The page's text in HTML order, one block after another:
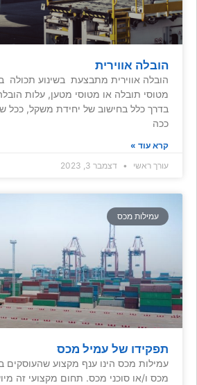
הובלה אווירית
הובלה אווירית מתבצעת בשינוע תכולה
מטוסי תובלה או מטוסי מטען, עלות
בדרך כלל בחישוב של יחידת משקל, ככל
ככה
קרא עוד »
עורך ראשי
דצמבר 3, 2023
עמילות מכס
תפקידו של עמיל מכס
עמילות מכס הינו ענף מקצוע שהעוסקים
מכס ו/או סוכני מכס. תחום מקצועי זה